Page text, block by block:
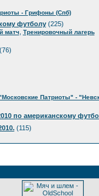
- Грифоны (Спб)
футболу(225)
матч, Тренировочный лагерь
Патриоты" -
по американскому
(115)